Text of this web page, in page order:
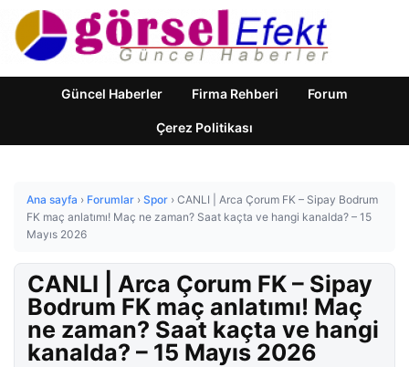
Güncel Haberler Firma Rehberi Forum
Çerez Politikası
Ana sayfa › Forumlar › Spor › CANLI | Arca Çorum FK – Sipay Bodrum
FK maç anlatımı! Maç ne zaman? Saat kaçta ve hangi kanalda? – 15
Mayıs 2026
CANLI | Arca Çorum FK – Sipay
Bodrum FK maç anlatımı! Maç
ne zaman? Saat kaçta ve hangi
kanalda? – 15 Mayıs 2026